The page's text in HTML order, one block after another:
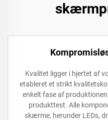
Kvalitet ligger i hjertet af
etableret et strikt
enkelt fase af
produkttest. Alle
skærme, herunder LEDs,